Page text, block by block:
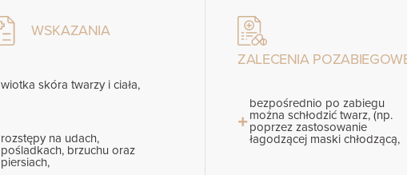
WSKAZANIA
wiotka skóra twarzy i ciała,
rozstępy na udach,
pośladkach, brzuchu oraz
piersiach,
ZALECENIA
bezpośrednio po zabiegu
można schłodzić twarz, (np.
poprzez zastosowanie
łagodzącej maski chłodzącą,